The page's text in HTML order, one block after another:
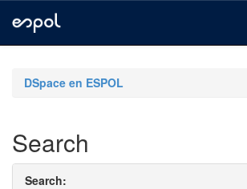
navigationDSpace en ESPOL
Search
Search: